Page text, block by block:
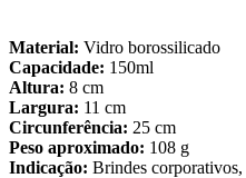
Material: Vidro borossilicado
Capacidade: 150ml
Altura: 8 cm
Largura: 11 cm
Circunferência: 25 cm
Peso aproximado: 108 g
Indicação: Brindes